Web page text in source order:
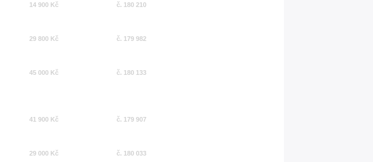
14 900 Kč č. 180 210
29 800 Kč č. 179 982
45 000 Kč č. 180 133
41 900 Kč č. 179 907
29 000 Kč č. 180 033